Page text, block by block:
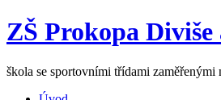
ZŠ Prokopa
škola se sportovními třídami zaměřenými